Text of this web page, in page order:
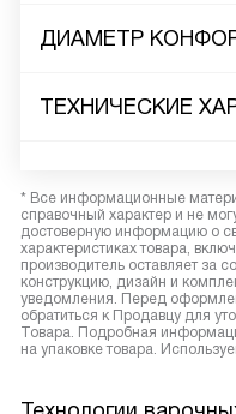
ДИАМЕТР
ТЕХНИЧЕСКИЕ
* Все информационные
справочный характер и не
достоверную информацию о
характеристиках товара,
производитель оставляет за
конструкцию, дизайн и
уведомления. Перед
обратиться к Продавцу для
Товара. Подробная
на упаковке товара.